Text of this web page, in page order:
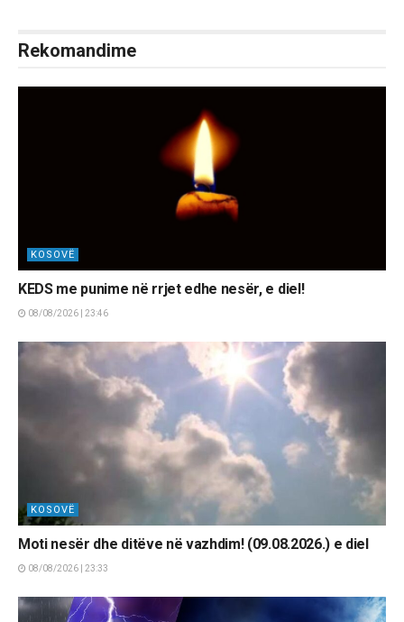
Rekomandime
KOSOVË
KEDS me punime në rrjet edhe nesër, e diel!
08/08/2026 | 23:46
KOSOVË
Moti nesër dhe ditëve në vazhdim! (09.08.2026.) e diel
08/08/2026 | 23:33